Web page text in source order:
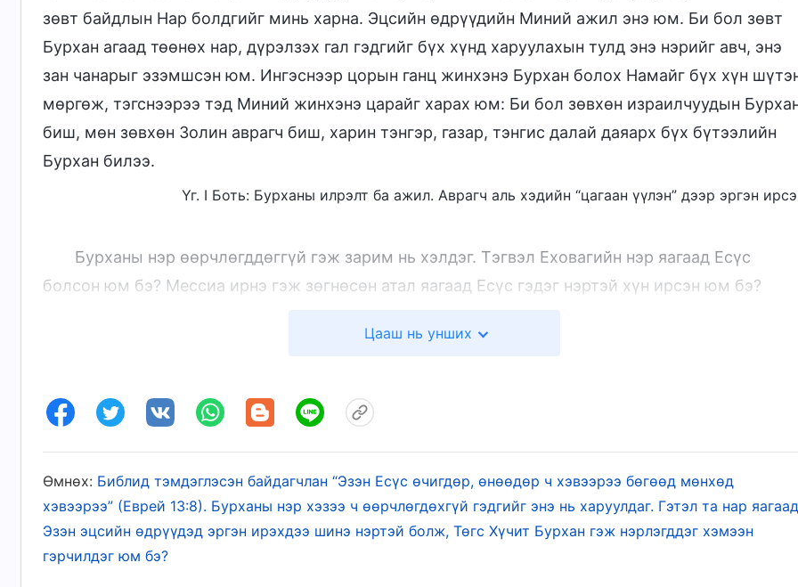
зөвт байдлын Нар болдгийг минь харна. Эцсийн өдрүүдийн Миний ажил энэ юм. Би бол зөвт
Бурхан агаад төөнөх нар, дүрэлзэх гал гэдгийг бүх хүнд харуулахын тулд энэ нэрийг авч, энэ
зан чанарыг эзэмшсэн юм. Ингэснээр цорын ганц жинхэнэ Бурхан болох Намайг бүх хүн
мөргөж, тэгснээрээ тэд Миний жинхэнэ царайг харах юм: Би бол зөвхөн израилчуудын
биш, мөн зөвхөн Золин аврагч биш, харин тэнгэр, газар, тэнгис далай даяарх бүх бүтээлийн
Бурхан билээ.
Үг. I Боть: Бурханы илрэлт ба ажил. Аврагч аль хэдийн “цагаан үүлэн” дээр эргэн
Бурханы нэр өөрчлөгддөггүй гэж зарим нь хэлдэг. Тэгвэл Еховагийн нэр яагаад Есүс
болсон юм бэ? Мессиа ирнэ гэж зөгнөсөн атал яагаад Есүс гэдэг нэртэй хүн ирсэн юм бэ?
илүү шинэлэг ажил хийж чадахгүй гэж үү? Өчигдрийн ажил ч өөрчлөгдөж болох бөгөөд
залгамжилж болохгүй гэж үү? Хэрвээ Еховагийн нэр Есүс болж өөрчлөгдөж болдог юм бол
Есүсийн нэр ч бас өөрчлөгдөж болохгүй гэж үү? Энэ нь хачин жигтэй зүйл биш; ердөө хүмүүс
л дэндүү бодлогогүй. Бурхан үргэлж Бурхан байх болно. Түүний ажил болон Түүний нэр яаж ч
өөрчлөгдсөн бай, зан чанар, мэргэн ухаан нь хэзээ ч өөрчлөгдөхгүй. Хэрвээ чи, Бурханыг
зөвхөн Есүсийн нэрээр л нэрлэж болно гэж боддог бол мэдлэг чинь хэтэрхий хязгаарлагдмал
юм байна. Есүс гэдэг нь үүрд Бурханы нэр байна, Бурхан үргэлж, үүрд Есүс гэх нэртэй байна,
энэ нь хэзээ ч өөрчлөгдөхгүй гэж чи баталж зүрхлэх үү? Есүсийн нэр Хуулийн эрин үеийг
Цааш нь унших
Өмнөх: Библид тэмдэглэсэн байдагчлан “Эзэн Есүс өчигдөр, өнөөдөр ч хэвээрээ бөгөөд мөнхөд
хэвээрээ” (Еврей 13:8). Бурханы нэр хэзээ ч өөрчлөгдөхгүй гэдгийг энэ нь харуулдаг. Гэтэл та нар яагаад
Эзэн эцсийн өдрүүдэд эргэн ирэхдээ шинэ нэртэй болж, Төгс Хүчит Бурхан гэж нэрлэгддэг хэмээн
гэрчилдэг юм бэ?